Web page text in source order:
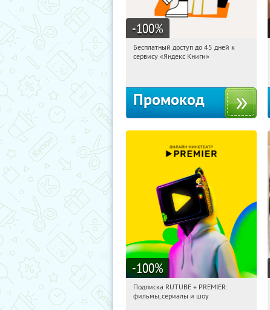
-100%
09:32:18
Получи первым!
Бесплатный доступ до 45 дней к
сервису «Яндекс Книги»
Промокод
-100%
09:32:18 Получили:
Подписка RUTUBE + PREMIER:
фильмы, сериалы и шоу